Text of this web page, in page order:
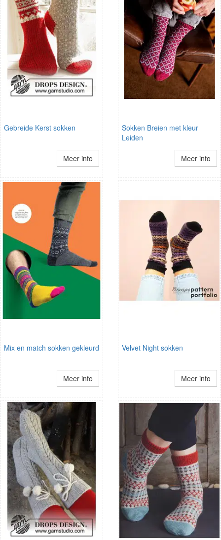
Gebreide Kerst sokken
Meer info
Sokken Breien met kleur
Leiden
Meer info
Mix en match sokken gekleurd
Meer info
Velvet Night sokken
Meer info